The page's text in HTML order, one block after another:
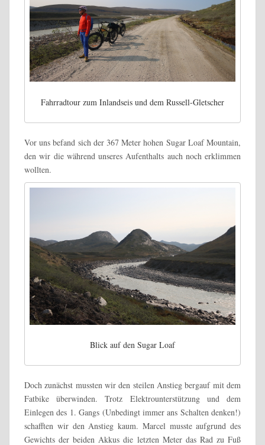
Fahrradtour zum Inlandseis und dem Russell-Gletscher
Vor uns befand sich der 367 Meter hohen Sugar Loaf Mountain,
den wir die während unseres Aufenthalts auch noch erklimmen
wollten.
Blick auf den Sugar Loaf
Doch zunächst mussten wir den steilen Anstieg bergauf mit dem
Fatbike überwinden. Trotz Elektrounterstützung und dem
Einlegen des 1. Gangs (Unbedingt immer ans Schalten denken!)
schafften wir den Anstieg kaum. Marcel musste aufgrund des
Gewichts der beiden Akkus die letzten Meter das Rad zu Fuß